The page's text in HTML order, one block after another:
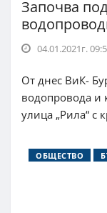
Започва
04.01.2021г.
От днес ВиК-
водопровода и
улица „Рила“ с
ОБЩЕСТВО